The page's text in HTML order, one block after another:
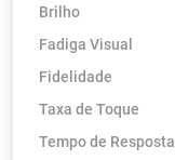
Brilho
Fadiga Visual
Fidelidade
Taxa de Toque
Tempo de Resposta